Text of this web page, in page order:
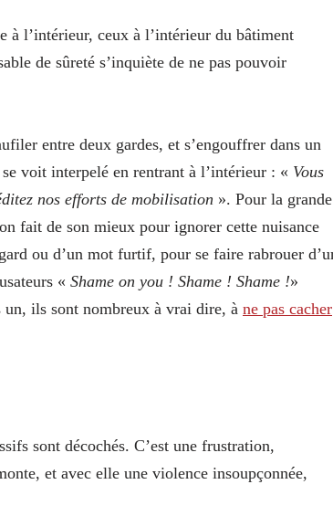
à l’intérieur, ceux à l’intérieur du bâtiment
de sûreté s’inquiète de ne pas pouvoir
entre deux gardes, et s’engouffrer dans un
voit interpelé en rentrant à l’intérieur : « Vous
nos efforts de mobilisation ». Pour la grande
fait de son mieux pour ignorer cette nuisance
ou d’un mot furtif, pour se faire rabrouer
« Shame on you ! Shame ! Shame !»
un, ils sont nombreux à vrai dire, à ne pas cacher
sont décochés. C’est une frustration,
et avec elle une violence insoupçonnée,